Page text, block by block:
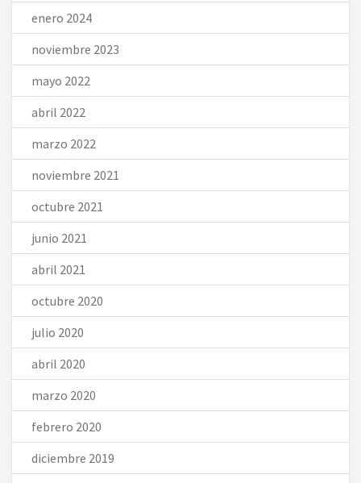
enero 2024
noviembre 2023
mayo 2022
abril 2022
marzo 2022
noviembre 2021
octubre 2021
junio 2021
abril 2021
octubre 2020
julio 2020
abril 2020
marzo 2020
febrero 2020
diciembre 2019